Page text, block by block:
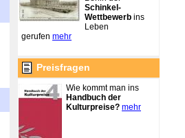
Schinkel-
Wettbewerb ins
Leben
gerufen mehr
Preisfragen
Wie kommt man ins
Handbuch der
Kulturpreise? mehr